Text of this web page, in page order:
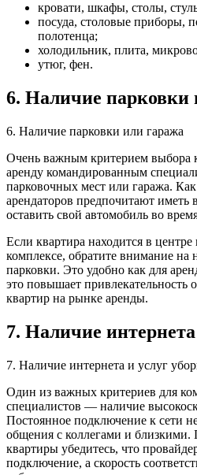
кровати, шкафы, столы,
посуда, столовые приборы,
полотенца;
холодильник, плита,
утюг, фен.
6. Наличие парковки
6. Наличие парковки или гаража
Очень важным критерием выбора
аренду командированным
парковочных мест или гаража.
арендаторов предпочитают иметь
оставить свой автомобиль во
Если квартира находится в
комплексе, обратите внимание на
парковки. Это удобно как для
это повышает привлекательность
квартир на рынке аренды.
7. Наличие
7. Наличие интернета и услуг
Один из важных критериев для
специалистов — наличие
Постоянное подключение к сети
общения с коллегами и близкими.
квартиры убедитесь, что
подключение, а скорость